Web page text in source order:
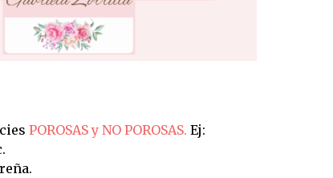
POROSAS y NO POROSAS. Ej: